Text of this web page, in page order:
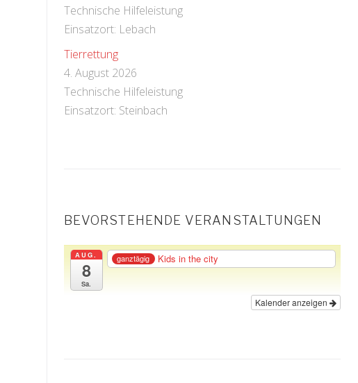
Technische Hilfeleistung
Einsatzort: Lebach
Tierrettung
4. August 2026
Technische Hilfeleistung
Einsatzort: Steinbach
BEVORSTEHENDE VERANSTALTUNGEN
AUG.
8
Sa.
ganztägig Kids in the city
Kalender anzeigen